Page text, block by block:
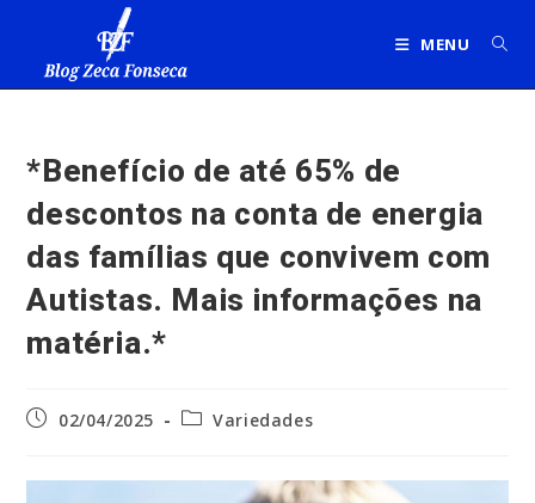
MENU
*Benefício de até 65% de
descontos na conta de energia
das famílias que convivem com
Autistas. Mais informações na
matéria.*
Post02/04/2025
Categoria
Variedades